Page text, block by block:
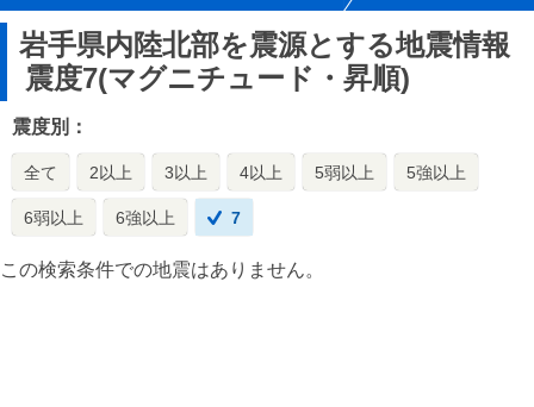
岩手県内陸北部を震源とする地震情報
震度7(マグニチュード・昇順)
震度別：
全て 2以上 3以上 4以上 5弱以上 5強以上
6弱以上 6強以上 7
この検索条件での地震はありません。